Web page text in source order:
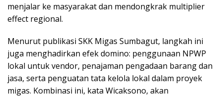
menjalar ke masyarakat dan mendongkrak multiplier
effect regional.
Menurut publikasi SKK Migas Sumbagut, langkah ini
juga menghadirkan efek domino: penggunaan NPWP
lokal untuk vendor, penajaman pengadaan barang dan
jasa, serta penguatan tata kelola lokal dalam proyek
migas. Kombinasi ini, kata Wicaksono, akan